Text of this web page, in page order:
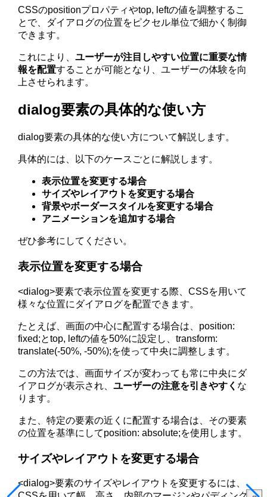
CSSのpositionプロパティやtop, leftの値を調整するこ
とで、ダイアログの位置をピクセル単位で細かく制御
できます。
これにより、ユーザーが注目しやすい位置に重要な情
報を配置することが可能となり、ユーザーの体験を向
上させられます。
dialog要素の具体的な使い方
dialog要素の具体的な使い方について解説します。
具体的には、以下のケースごとに解説します。
表示位置を変更する場合
サイズやレイアウトを変更する場合
背景やボーダースタイルを変更する場合
アニメーションを追加する場合
ぜひ参考にしてください。
表示位置を変更する場合
<dialog>要素で表示位置を変更する際、CSSを用いて
様々な位置にダイアログを配置できます。
たとえば、画面の中心に配置する場合は、position:
fixed;とtop, leftの値を50%に設定し、transform:
translate(-50%, -50%);を使って中央に調整します。
この方法では、画面サイズが変わっても常に中央にダ
イアログが表示され、ユーザーの注意を引きやすく な
ります。
また、特定の要素の近くに配置する場合は、その要素
の位置を基準にしてposition: absolute;を使用します。
サイズやレイアウトを変更する場合
<dialog>要素のサイズやレイアウトを変更するには、